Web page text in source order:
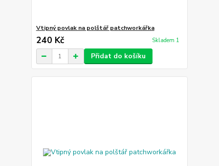
Vtipný povlak na polštář patchworkářka
240 Kč Skladem 1
Přidat do košíku